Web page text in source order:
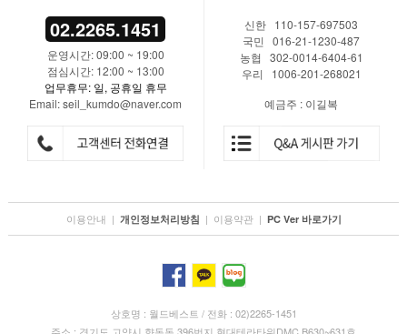
02.2265.1451
운영시간: 09:00 ~ 19:00
점심시간: 12:00 ~ 13:00
업무휴무: 일, 공휴일 휴무
Email: seil_kumdo@naver.com
신한 110-157-697503
국민 016-21-1230-487
농협 302-0014-6404-61
우리 1006-201-268021
예금주 : 이길복
이용안내 | 개인정보처리방침 | 이용약관 | PC Ver 바로가기
상호명 : 월드베스트 / 전화 : 02)2265-1451